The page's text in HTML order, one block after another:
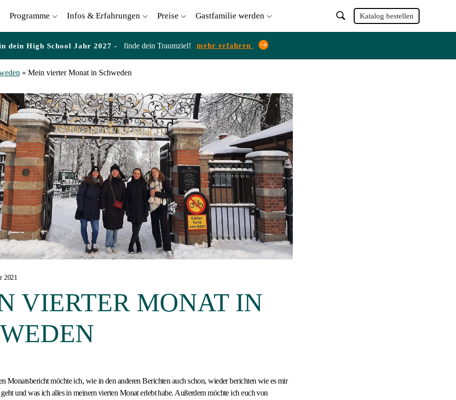
Programme Infos & Erfahrungen Preise Gastfamilie werden Katalog bestellen
dein High School Jahr 2027 - finde dein Traumziel! mehr erfahren
» Mein vierter Monat in Schweden
2021
VIERTER MONAT IN
Monatsbericht möchte ich, wie in den anderen Berichten auch schon, wieder berichten wie es mir
und was ich alles in meinem vierten Monat erlebt habe. Außerdem möchte ich euch von